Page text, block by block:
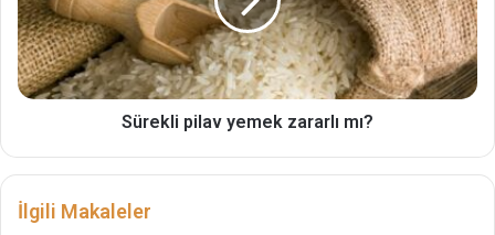
Sürekli pilav yemek zararlı mı?
İlgili Makaleler